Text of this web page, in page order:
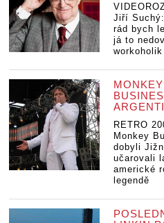
Jiří
rád bych
já to
workoholik
MONKEY
RETRO
Monkey
dobyli
učarovali
americké
legendě